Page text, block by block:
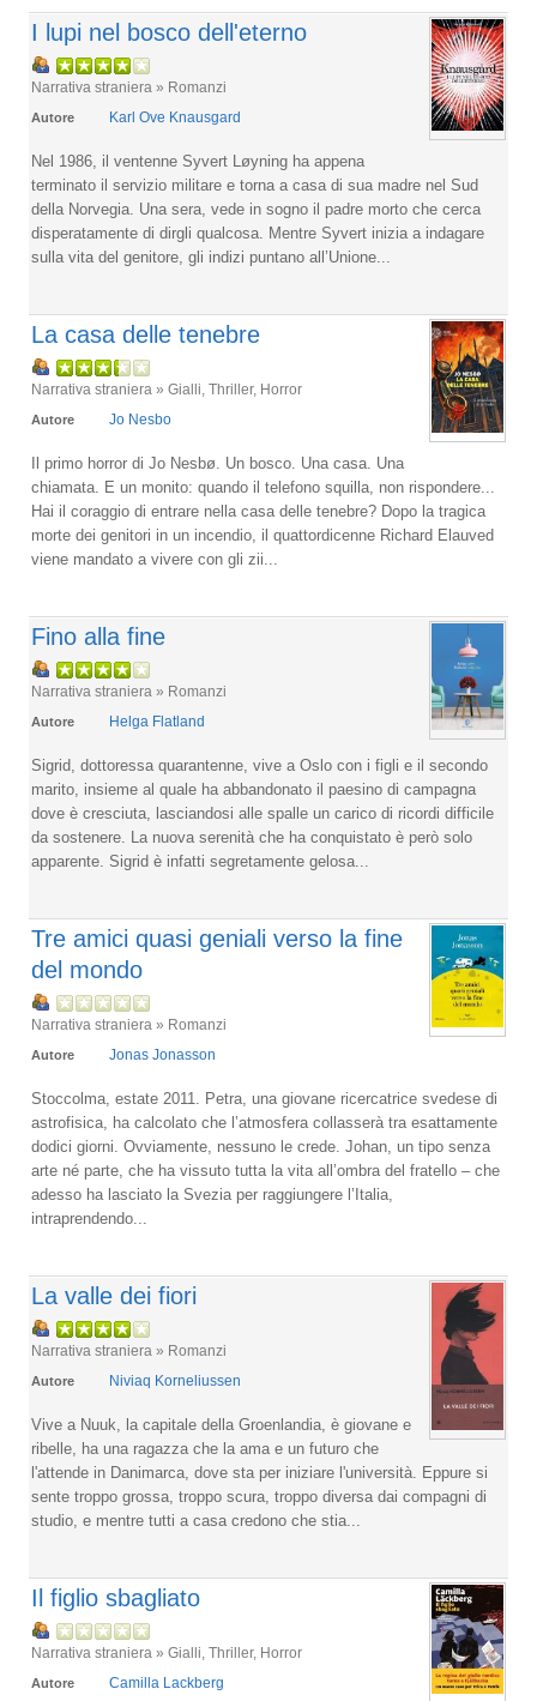
I lupi nel bosco dell'eterno
Narrativa straniera » Romanzi
Autore Karl Ove Knausgard
Nel 1986, il ventenne Syvert Løyning ha appena
terminato il servizio militare e torna a casa di sua madre nel Sud
della Norvegia. Una sera, vede in sogno il padre morto che cerca
disperatamente di dirgli qualcosa. Mentre Syvert inizia a indagare
sulla vita del genitore, gli indizi puntano all’Unione...
La casa delle tenebre
Narrativa straniera » Gialli, Thriller, Horror
Autore Jo Nesbo
Il primo horror di Jo Nesbø. Un bosco. Una casa. Una
chiamata. E un monito: quando il telefono squilla, non rispondere...
Hai il coraggio di entrare nella casa delle tenebre? Dopo la tragica
morte dei genitori in un incendio, il quattordicenne Richard Elauved
viene mandato a vivere con gli zii...
Fino alla fine
Narrativa straniera » Romanzi
Autore Helga Flatland
Sigrid, dottoressa quarantenne, vive a Oslo con i figli e il secondo
marito, insieme al quale ha abbandonato il paesino di campagna
dove è cresciuta, lasciandosi alle spalle un carico di ricordi difficile
da sostenere. La nuova serenità che ha conquistato è però solo
apparente. Sigrid è infatti segretamente gelosa...
Tre amici quasi geniali verso la fine
del mondo
Narrativa straniera » Romanzi
Autore Jonas Jonasson
Stoccolma, estate 2011. Petra, una giovane ricercatrice svedese di
astrofisica, ha calcolato che l’atmosfera collasserà tra esattamente
dodici giorni. Ovviamente, nessuno le crede. Johan, un tipo senza
arte né parte, che ha vissuto tutta la vita all’ombra del fratello – che
adesso ha lasciato la Svezia per raggiungere l’Italia,
intraprendendo...
La valle dei fiori
Narrativa straniera » Romanzi
Autore Niviaq Korneliussen
Vive a Nuuk, la capitale della Groenlandia, è giovane e
ribelle, ha una ragazza che la ama e un futuro che
l'attende in Danimarca, dove sta per iniziare l'università. Eppure si
sente troppo grossa, troppo scura, troppo diversa dai compagni di
studio, e mentre tutti a casa credono che stia...
Il figlio sbagliato
Narrativa straniera » Gialli, Thriller, Horror
Autore Camilla Lackberg